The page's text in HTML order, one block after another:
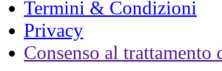
Termini & Condizioni
Privacy
Consenso al trattamento